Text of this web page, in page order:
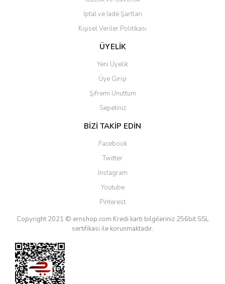
Gönder
İptal ve İade Şartları
Kişisel Veriler Politikası
ÜYELİK
Yeni Üyelik
Üye Girişi
Şifremi Unuttum
Sepetiniz
BİZİ TAKİP EDİN
Facebook
Twitter
Instagram
Youtube
Pinterest
Copyright 2021 © ernshop.com Kredi kartı bilgileriniz 256bit SSL
sertifikası ile korunmaktadır.